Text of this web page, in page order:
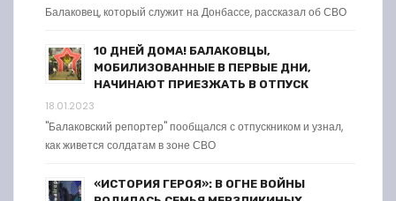
Балаковец, который служит на Донбассе, рассказал об СВО
10 ДНЕЙ ДОМА! БАЛАКОВЦЫ,
МОБИЛИЗОВАННЫЕ В ПЕРВЫЕ ДНИ,
НАЧИНАЮТ ПРИЕЗЖАТЬ В ОТПУСК
18.01.2023
"Балаковский репортер" пообщался с отпускником и узнал,
как живется солдатам в зоне СВО
«ИСТОРИЯ ГЕРОЯ»: В ОГНЕ ВОЙНЫ